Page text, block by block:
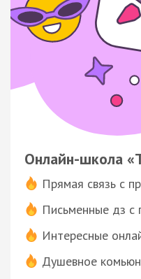
Онлайн-школа
Прямая связь с
Письменные дз с
Интересные
Душевное